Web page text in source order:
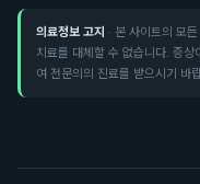
의료정보 고지 · 본 사이트의 모
치료를 대체할 수 없습니다. 증
여 전문의의 진료를 받으시기 바